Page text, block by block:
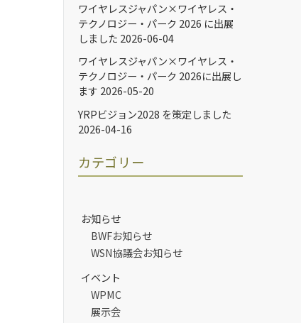
ワイヤレスジャパン×ワイヤレス・
テクノロジー・パーク 2026 に出展
しました 2026-06-04
ワイヤレスジャパン×ワイヤレス・
テクノロジー・パーク 2026に出展し
ます 2026-05-20
YRPビジョン2028 を策定しました
2026-04-16
カテゴリー
お知らせ
BWFお知らせ
WSN協議会お知らせ
イベント
WPMC
展示会